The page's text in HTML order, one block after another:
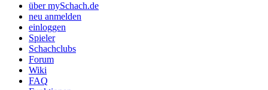
über mySchach.de
neu anmelden
einloggen
Spieler
Schachclubs
Forum
Wiki
FAQ